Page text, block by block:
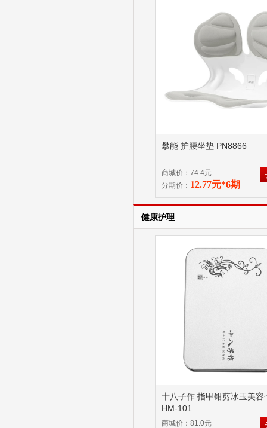
攀能 护腰坐垫 PN8866
商城价：74.4元
分期价： 12.77元*6期
健康护理
十八子作 指甲钳剪冰玉美容
HM-101
商城价：81.0元